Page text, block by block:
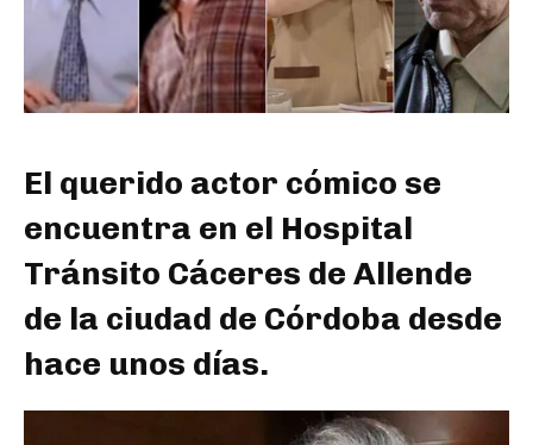
El querido actor cómico se
encuentra en el Hospital
Tránsito Cáceres de Allende
de la ciudad de Córdoba desde
hace unos días.